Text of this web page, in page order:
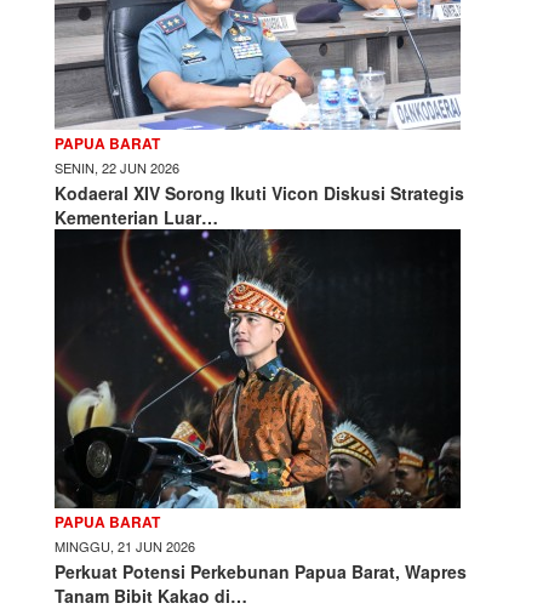
PAPUA BARAT
SENIN, 22 JUN 2026
Kodaeral XIV Sorong Ikuti Vicon Diskusi Strategis
Kementerian Luar…
PAPUA BARAT
MINGGU, 21 JUN 2026
Perkuat Potensi Perkebunan Papua Barat, Wapres
Tanam Bibit Kakao di…